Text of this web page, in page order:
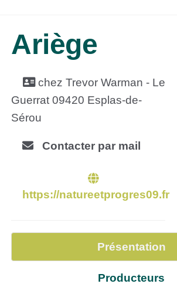
Ariège
chez Trevor Warman - Le
Guerrat 09420 Esplas-de-
Sérou
Contacter par mail
https://natureetprogres09.fr
Présentation
Producteurs